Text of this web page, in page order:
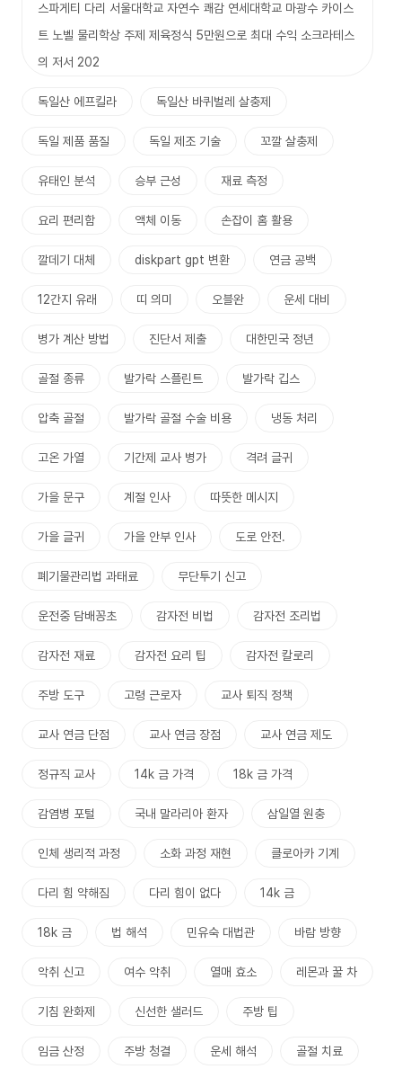
스파게티 다리 서울대학교 자연수 쾌감 연세대학교 마광수 카이스
트 노벨 물리학상 주제 제육정식 5만원으로 최대 수익 소크라테스
의 저서 202
독일산 에프킬라 독일산 바퀴벌레 살충제
독일 제품 품질 독일 제조 기술 꼬깔 살충제
유태인 분석 승부 근성 재료 측정
요리 편리함 액체 이동 손잡이 홈 활용
깔데기 대체 diskpart gpt 변환 연금 공백
12간지 유래 띠 의미 오블완 운세 대비
병가 계산 방법 진단서 제출 대한민국 정년
골절 종류 발가락 스플린트 발가락 깁스
압축 골절 발가락 골절 수술 비용 냉동 처리
고온 가열 기간제 교사 병가 격려 글귀
가을 문구 계절 인사 따뜻한 메시지
가을 글귀 가을 안부 인사 도로 안전.
폐기물관리법 과태료 무단투기 신고
운전중 담배꽁초 감자전 비법 감자전 조리법
감자전 재료 감자전 요리 팁 감자전 칼로리
주방 도구 고령 근로자 교사 퇴직 정책
교사 연금 단점 교사 연금 장점 교사 연금 제도
정규직 교사 14k 금 가격 18k 금 가격
감염병 포털 국내 말라리아 환자 삼일열 원충
인체 생리적 과정 소화 과정 재현 클로아카 기계
다리 힘 약해짐 다리 힘이 없다 14k 금
18k 금 법 해석 민유숙 대법관 바람 방향
악취 신고 여수 악취 열매 효소 레몬과 꿀 차
기침 완화제 신선한 샐러드 주방 팁
임금 산정 주방 청결 운세 해석 골절 치료